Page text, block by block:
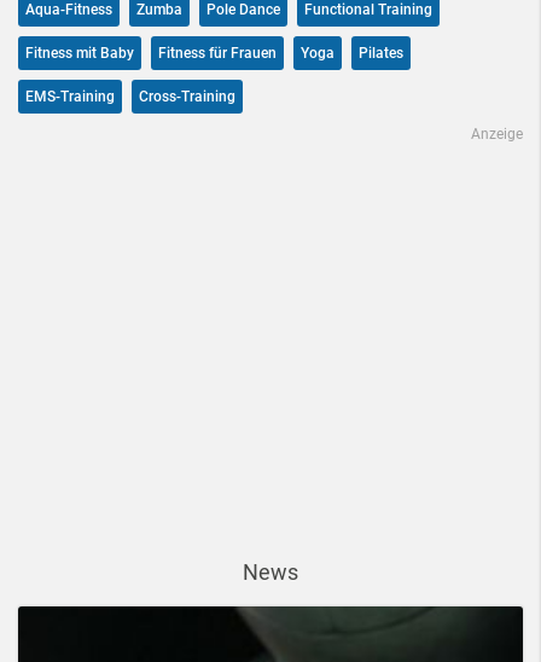
Aqua-Fitness Zumba Pole Dance Functional Training
Fitness mit Baby Fitness für Frauen Yoga Pilates
EMS-Training Cross-Training
Anzeige
News